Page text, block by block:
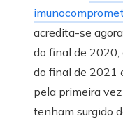
acredita-se
do final de
do final de 2021
pela primeira
tenham surgido